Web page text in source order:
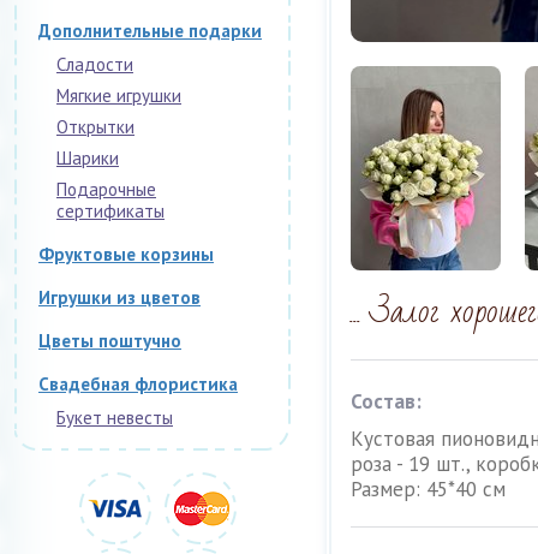
Дополнительные подарки
Сладости
Мягкие игрушки
Открытки
Шарики
Подарочные
сертификаты
Фруктовые корзины
Игрушки из цветов
Цветы поштучно
Свадебная флористика
Букет невесты
... Залог
Состав:
Кустовая
роза - 19 шт.,
Размер: 45*40 см